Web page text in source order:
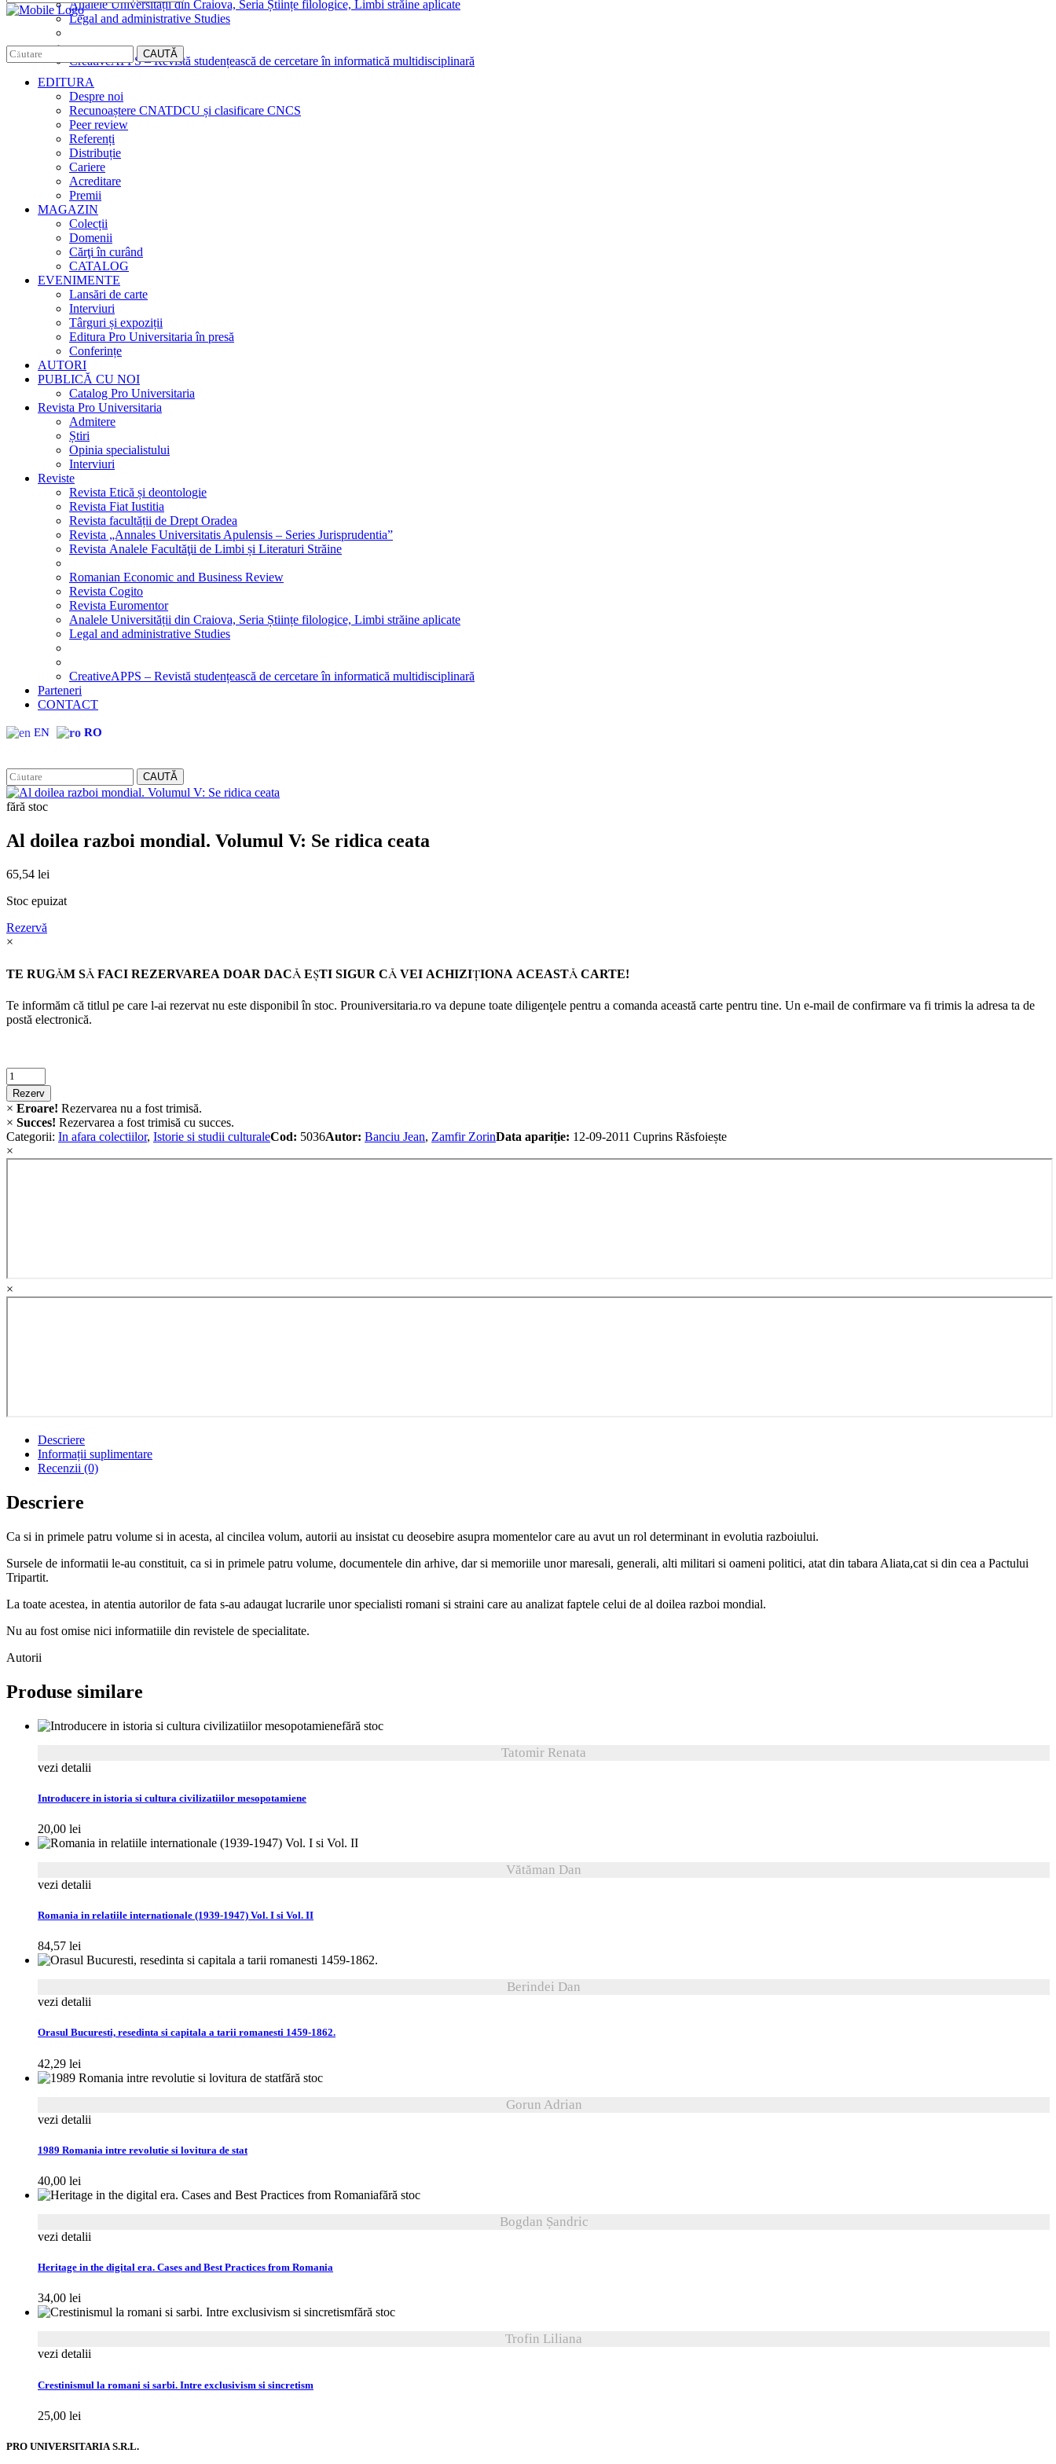
Analele Universității din Craiova, Seria Științe filologice, Limbi străine aplicate
Legal and administrative Studies
CreativeAPPS – Revistă studențească de cercetare în informatică multidisciplinară
CAUTĂ
EDITURA
Despre noi
Recunoaștere CNATDCU și clasificare CNCS
Peer review
Referenți
Distribuție
Cariere
Acreditare
Premii
MAGAZIN
Colecții
Domenii
Cărţi în curând
CATALOG
EVENIMENTE
Lansări de carte
Interviuri
Târguri și expoziții
Editura Pro Universitaria în presă
Conferințe
AUTORI
PUBLICĂ CU NOI
Catalog Pro Universitaria
Revista Pro Universitaria
Admitere
Știri
Opinia specialistului
Interviuri
Reviste
Revista Etică și deontologie
Revista Fiat Iustitia
Revista facultății de Drept Oradea
Revista „Annales Universitatis Apulensis – Series Jurisprudentia”
Revista Analele Facultăţii de Limbi și Literaturi Străine
Romanian Economic and Business Review
Revista Cogito
Revista Euromentor
Analele Universității din Craiova, Seria Științe filologice, Limbi străine aplicate
Legal and administrative Studies
CreativeAPPS – Revistă studențească de cercetare în informatică multidisciplinară
Parteneri
CONTACT
EN RO
CAUTĂ
fără stoc
Al doilea razboi mondial. Volumul V: Se ridica ceata
65,54 lei
Stoc epuizat
Rezervă
×
TE RUGĂM SĂ FACI REZERVAREA DOAR DACĂ EŞTI SIGUR CĂ VEI ACHIZIŢIONA ACEASTĂ CARTE!
Te informăm că titlul pe care l-ai rezervat nu este disponibil în stoc. Prouniversitaria.ro va depune toate diligenţele pentru a comanda această carte pentru tine. Un e-mail de confirmare va fi trimis la adresa ta de
postă electronică.
Criminalistica
quantity
Rezerv
× Eroare! Rezervarea nu a fost trimisă.
× Succes! Rezervarea a fost trimisă cu succes.
Categorii: In afara colectiilor, Istorie si studii culturaleCod: 5036Autor: Banciu Jean, Zamfir ZorinData apariție: 12-09-2011 Cuprins Răsfoiește
×
×
Descriere
Informații suplimentare
Recenzii (0)
Descriere
Ca si in primele patru volume si in acesta, al cincilea volum, autorii au insistat cu deosebire asupra momentelor care au avut un rol determinant in evolutia razboiului.
Sursele de informatii le-au constituit, ca si in primele patru volume, documentele din arhive, dar si memoriile unor maresali, generali, alti militari si oameni politici, atat din tabara Aliata,cat si din cea a Pactului
Tripartit.
La toate acestea, in atentia autorilor de fata s-au adaugat lucrarile unor specialisti romani si straini care au analizat faptele celui de al doilea razboi mondial.
Nu au fost omise nici informatiile din revistele de specialitate.
Autorii
Produse similare
fără stoc
Tatomir Renata
vezi detalii
Introducere in istoria si cultura civilizatiilor mesopotamiene
20,00 lei
Vătăman Dan
vezi detalii
Romania in relatiile internationale (1939-1947) Vol. I si Vol. II
84,57 lei
Berindei Dan
vezi detalii
Orasul Bucuresti, resedinta si capitala a tarii romanesti 1459-1862.
42,29 lei
fără stoc
Gorun Adrian
vezi detalii
1989 Romania intre revolutie si lovitura de stat
40,00 lei
fără stoc
Bogdan Șandric
vezi detalii
Heritage in the digital era. Cases and Best Practices from Romania
34,00 lei
fără stoc
Trofin Liliana
vezi detalii
Crestinismul la romani si sarbi. Intre exclusivism si sincretism
25,00 lei
PRO UNIVERSITARIA S.R.L.